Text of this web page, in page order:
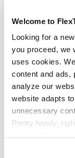
Welcome to
Looking for a
you proceed, we
uses cookies.
content and ads,
analyze our
website adapts
unnecessary
Pretty handy,
Wilt u op de
Volg ons dan op
Stuur ons